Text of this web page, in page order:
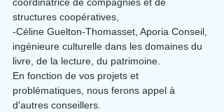
structures coopératives,
-Céline Guelton-Thomasset, Aporia Conseil,
ingénieure culturelle dans les domaines du
livre, de la lecture, du patrimoine.
En fonction de vos projets et
problématiques, nous ferons appel à
d'autres conseillers.